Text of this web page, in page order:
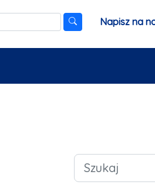
Napisz na